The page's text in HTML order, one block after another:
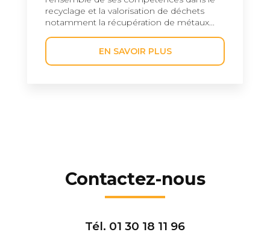
recyclage et la valorisation de déchets
notamment la récupération de métaux...
EN SAVOIR PLUS
Contactez-nous
Tél. 01 30 18 11 96